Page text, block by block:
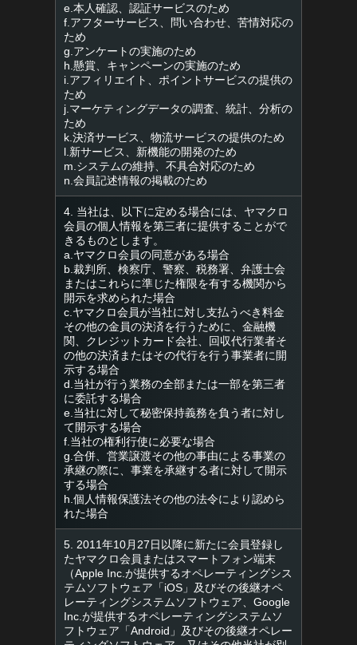
e.本人確認、認証サービスのため
f.アフターサービス、問い合わせ、苦情対応の
ため
g.アンケートの実施のため
h.懸賞、キャンペーンの実施のため
i.アフィリエイト、ポイントサービスの提供の
ため
j.マーケティングデータの調査、統計、分析の
ため
k.決済サービス、物流サービスの提供のため
l.新サービス、新機能の開発のため
m.システムの維持、不具合対応のため
n.会員記述情報の掲載のため
4. 当社は、以下に定める場合には、ヤマクロ
会員の個人情報を第三者に提供することがで
きるものとします。
a.ヤマクロ会員の同意がある場合
b.裁判所、検察庁、警察、税務署、弁護士会
またはこれらに準じた権限を有する機関から
開示を求められた場合
c.ヤマクロ会員が当社に対し支払うべき料金
その他の金員の決済を行うために、金融機
関、クレジットカード会社、回収代行業者そ
の他の決済またはその代行を行う事業者に開
示する場合
d.当社が行う業務の全部または一部を第三者
に委託する場合
e.当社に対して秘密保持義務を負う者に対し
て開示する場合
f.当社の権利行使に必要な場合
g.合併、営業譲渡その他の事由による事業の
承継の際に、事業を承継する者に対して開示
する場合
h.個人情報保護法その他の法令により認めら
れた場合
5. 2011年10月27日以降に新たに会員登録し
たヤマクロ会員またはスマートフォン端末
（Apple Inc.が提供するオペレーティングシス
テムソフトウェア「iOS」及びその後継オペ
レーティングシステムソフトウェア、Google
Inc.が提供するオペレーティングシステムソ
フトウェア「Android」及びその後継オペレー